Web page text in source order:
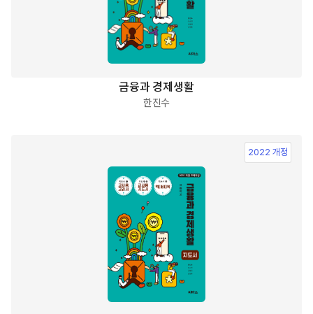
금융과 경제생활
한진수
2022 개정